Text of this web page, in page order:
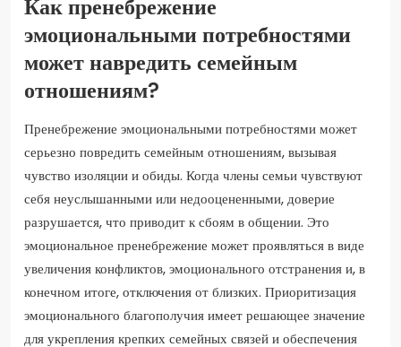
Как пренебрежение
эмоциональными потребностями
может навредить семейным
отношениям?
Пренебрежение эмоциональными потребностями может
серьезно повредить семейным отношениям, вызывая
чувство изоляции и обиды. Когда члены семьи чувствуют
себя неуслышанными или недооцененными, доверие
разрушается, что приводит к сбоям в общении. Это
эмоциональное пренебрежение может проявляться в виде
увеличения конфликтов, эмоционального отстранения и, в
конечном итоге, отключения от близких. Приоритизация
эмоционального благополучия имеет решающее значение
для укрепления крепких семейных связей и обеспечения